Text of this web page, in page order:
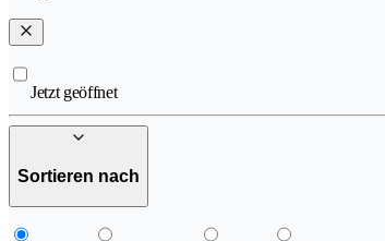
Jetzt geöffnet
Sortieren nach